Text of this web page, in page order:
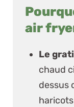
air
Le
chaud
dessus